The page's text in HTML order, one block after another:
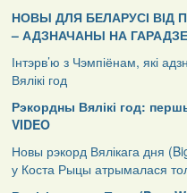
НОВЫ ДЛЯ БЕЛАРУСІ ВІД
– АДЗНАЧАНЫ НА
Інтэрв’ю з Чэмпіёнам, які
Вялікі год
Рэкордны Вялікі год:
VIDEO
Новы рэкорд Вялікага дня
у Коста Рыцы атрымалася